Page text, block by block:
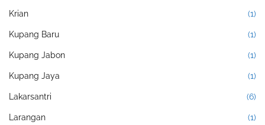
Krian (1)
Kupang Baru (1)
Kupang Jabon (1)
Kupang Jaya (1)
Lakarsantri (6)
Larangan (1)